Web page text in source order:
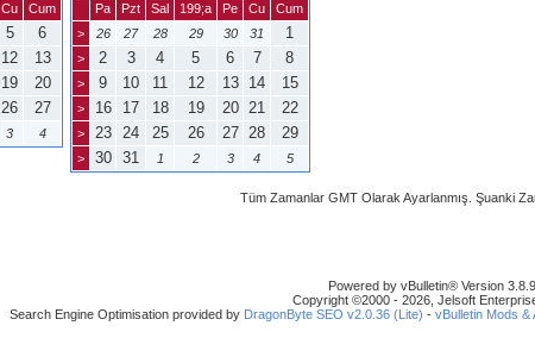
Cu
Cum
5 6
12 13
19 20
26 27
3 4
Pa Pzt Sal 199;a Pe Cu
Cum
>
26 27 28 29 30 31 1
> 2 3 4 5 6 7 8
> 9 10 11 12 13 14 15
> 16 17 18 19 20 21 22
> 23 24 25 26 27 28 29
> 30 31 1 2 3 4 5
Tüm Zamanlar GMT Olarak Ayarlanmış. Şuanki
Powered by vBulletin® Version 3.8.9
Copyright ©2000 - 2026, Jelsoft
Search Engine Optimisation provided by DragonByte SEO v2.0.36 (Lite) - vBulletin Mods &